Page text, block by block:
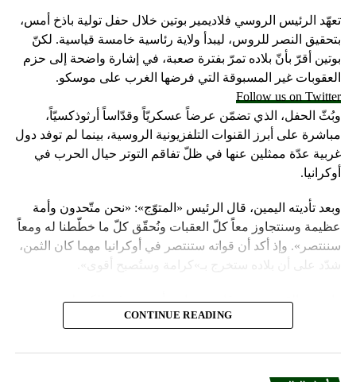
بوتين أقرّ بأنّ بلاده تمرّ بفترة صعبة، في إشارة واضحة إلى حزم
العقوبات غير المسبوقة التي فرضها الغرب على موسكو.
Follow us on Twitter
وبُثّ الحفل، الذي تضمّن عرضاً عسكريّاً وقدّاساً أرثوذكسيّاً،
مباشرة على أبرز القنوات التلفزيونية الروسية، بينما لم توفد دول
غربية عدّة ممثلين عنها في ظلّ تفاقم التوتر حيال الحرب في
أوكرانيا.
وبعد تأديته اليمين، قال الرئيس «المتوّج»: «نحن متّحدون وأمة
سننتصر». وإذ أكد أن قواته ستنتصر في أوكرانيا مهما كان الثمن،
شدّد على أن بلاده ستخرج بـ»كرامة وستُصبح أقوى».
واعتبر «القيصر» من قاعة «سانت أندروز» في الكرملين، حيث
العسكرية الذين ردّدوا النشيد الوطني، أن «خدمة روسيا شرف
هائل ومسؤولية ومهمّة مقدّسة».
باركه رئيس الكنيسة الأرثوذكسية الروسية البطريرك كيريل الذي
أخبار العالم